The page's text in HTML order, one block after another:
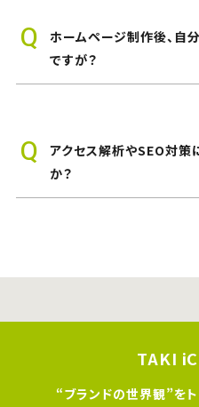
ホームページ制作後、自
ですが？
アクセス解析やSEO対策
か？
TAKI
“ブランドの世界観”を